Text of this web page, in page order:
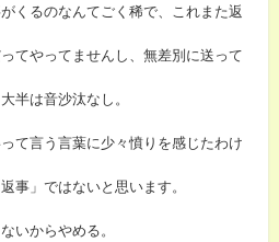
くるのなんてごく稀で、これまた返
てやってませんし、無差別に送って
半は音沙汰なし。
て言う言葉に少々憤りを感じたわけ
事」ではないと思います。
いからやめる。